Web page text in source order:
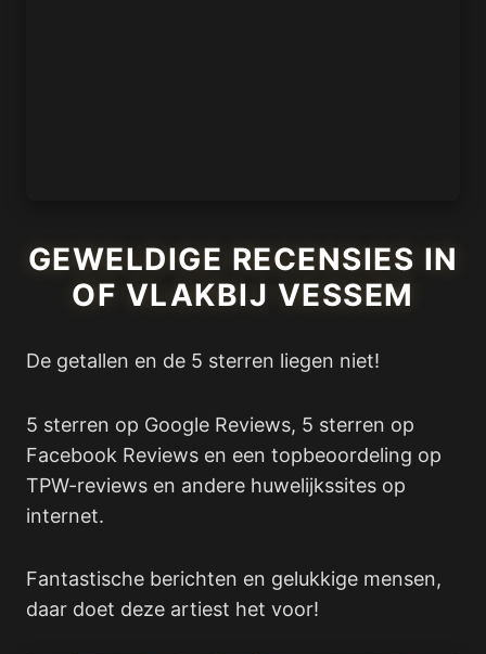
GEWELDIGE RECENSIES IN
OF VLAKBIJ VESSEM
De getallen en de 5 sterren liegen niet!
5 sterren op Google Reviews, 5 sterren op
Facebook Reviews en een topbeoordeling op
TPW-reviews en andere huwelijkssites op
internet.
Fantastische berichten en gelukkige mensen,
daar doet deze artiest het voor!